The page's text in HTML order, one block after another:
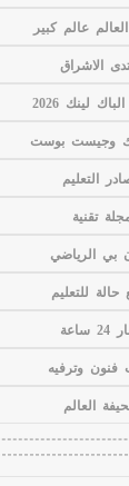
عالم كبير
الاشراق
لينك 2026
وجيست بوست
التعليم
تقنية
بي الرياضي
حالة للتعليم
ساعة
فنون وترفيه
العالم